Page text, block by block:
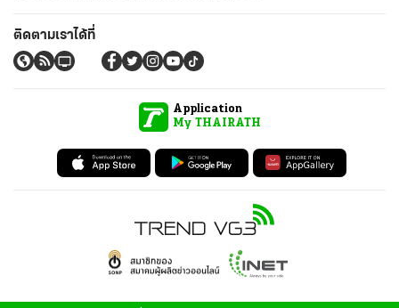
ติดตามเราได้ที่
Application
My THAIRATH